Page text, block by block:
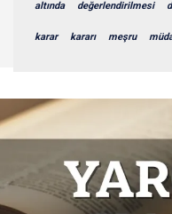
altında değerlendirilmesi
karar kararı meşru